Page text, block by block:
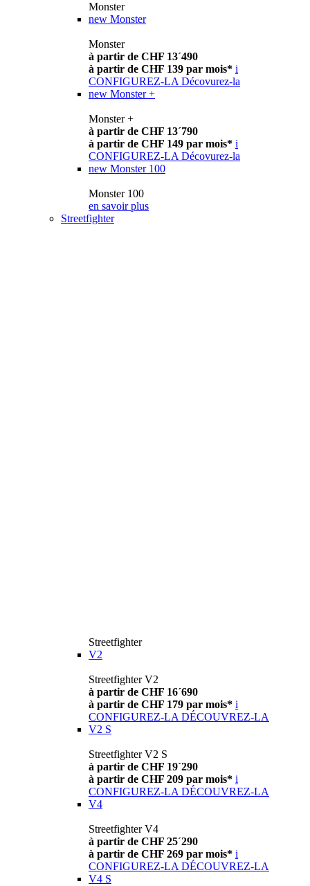
Monster
new Monster
Monster
à partir de CHF 13´490
à partir de CHF 139 par mois* i
CONFIGUREZ-LA Décovurez-la
new Monster +
Monster +
à partir de CHF 13´790
à partir de CHF 149 par mois* i
CONFIGUREZ-LA Décovurez-la
new Monster 100
Monster 100
en savoir plus
Streetfighter
Streetfighter
V2
Streetfighter V2
à partir de CHF 16´690
à partir de CHF 179 par mois* i
CONFIGUREZ-LA DÉCOUVREZ-LA
V2 S
Streetfighter V2 S
à partir de CHF 19´290
à partir de CHF 209 par mois* i
CONFIGUREZ-LA DÉCOUVREZ-LA
V4
Streetfighter V4
à partir de CHF 25´290
à partir de CHF 269 par mois* i
CONFIGUREZ-LA DÉCOUVREZ-LA
V4 S